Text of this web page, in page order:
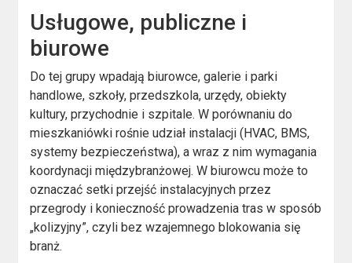
Usługowe, publiczne i
biurowe
Do tej grupy wpadają biurowce, galerie i parki
handlowe, szkoły, przedszkola, urzędy, obiekty
kultury, przychodnie i szpitale. W porównaniu do
mieszkaniówki rośnie udział instalacji (HVAC, BMS,
systemy bezpieczeństwa), a wraz z nim wymagania
koordynacji międzybranżowej. W biurowcu może to
oznaczać setki przejść instalacyjnych przez
przegrody i konieczność prowadzenia tras w sposób
„kolizyjny”, czyli bez wzajemnego blokowania się
branż.